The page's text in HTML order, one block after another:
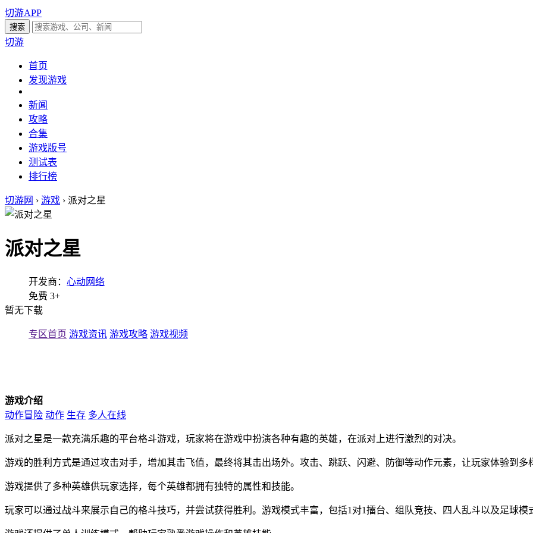
切游APP
切游
首页
发现游戏
新闻
攻略
合集
游戏版号
测试表
排行榜
切游网 › 游戏 › 派对之星
派对之星
开发商： 心动网络
免费 3+
暂无下载
专区首页 游戏资讯 游戏攻略 游戏视频
游戏介绍
动作冒险 动作 生存 多人在线
派对之星是一款充满乐趣的平台格斗游戏，玩家将在游戏中扮演各种有趣的英雄，在派对上进行激烈的对决。
游戏的胜利方式是通过攻击对手，增加其击飞值，最终将其击出场外。攻击、跳跃、闪避、防御等动作元素，让玩家体验到多
游戏提供了多种英雄供玩家选择，每个英雄都拥有独特的属性和技能。
玩家可以通过战斗来展示自己的格斗技巧，并尝试获得胜利。游戏模式丰富，包括1对1擂台、组队竞技、四人乱斗以及足球模